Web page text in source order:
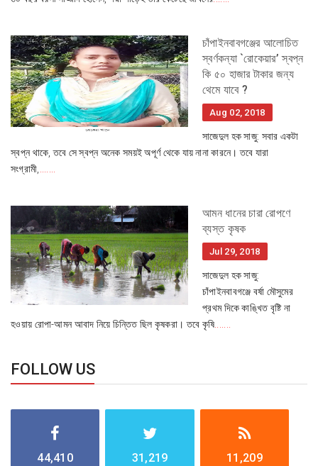
চাঁপাইনবাবগঞ্জের আলোচিত
স্বর্ণকন্যা `রোকেয়ার’ স্বপ্ন
কি ৫০ হাজার টাকার জন্য
থেমে যাবে ?
Aug 02, 2018
সাজেদুল হক সাজু: সবার একটা
স্বপ্ন থাকে, তবে সে স্বপ্ন অনেক সময়ই অপূর্ণ থেকে যায় নানা কারনে। তবে যারা
সংগ্রামী,.......
আমন ধানের চারা রোপণে
ব্যস্ত কৃষক
Jul 29, 2018
সাজেদুল হক সাজু:
চাঁপাইনবাবগঞ্জে বর্ষা মৌসুমের
প্রথম দিকে কাঙ্খিত বৃষ্টি না
হওয়ায় রোপা-আমন আবাদ নিয়ে চিন্তিত ছিল কৃষকরা। তবে কৃষি.......
FOLLOW US
44,410 31,219 11,209